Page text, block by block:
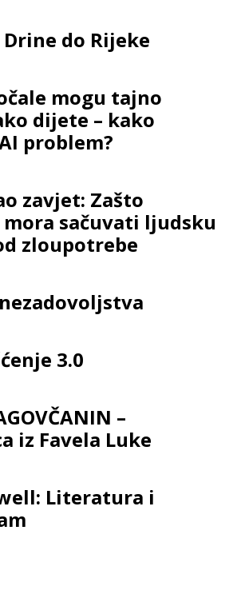
do Rijeke
mogu tajno
dijete – kako
problem?
zavjet: Zašto
sačuvati ljudsku
zloupotrebe
3.0
–
iz Favela Luke
Literatura i